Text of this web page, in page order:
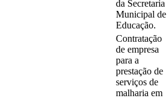
da Secretaria
Municipal de
Educação.
Contratação
de empresa
para a
prestação de
serviços de
malharia em